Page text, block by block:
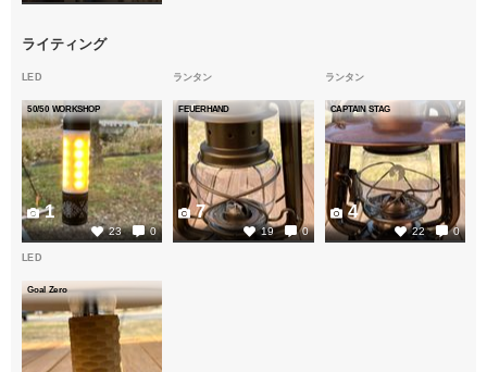
ライティング
LED
50/50 WORKSHOP
23 0
1
ランタン
FEUERHAND
19 0
7
ランタン
CAPTAIN STAG
22 0
4
LED
Goal Zero